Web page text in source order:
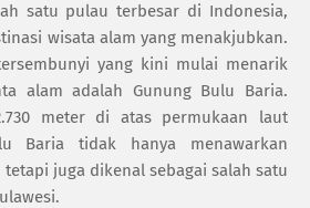
satu pulau terbesar di Indonesia,
wisata alam yang menakjubkan.
yang kini mulai menarik
alam adalah Gunung Bulu Baria.
meter di atas permukaan laut
Baria tidak hanya menawarkan
juga dikenal sebagai salah satu